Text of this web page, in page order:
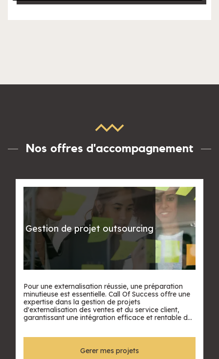
Nos offres d'accompagnement
Gestion de projet outsourcing
Pour une externalisation réussie, une préparation
minutieuse est essentielle. Call Of Success offre une
expertise dans la gestion de projets
d'externalisation des ventes et du service client,
garantissant une intégration efficace et rentable de
Gerer mes projets